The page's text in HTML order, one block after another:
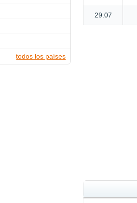
29.07
todos los países